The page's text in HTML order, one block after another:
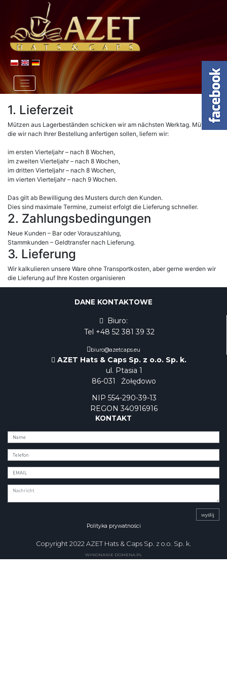
1. Lieferzeit
Mützen aus Lagerbeständen schicken wir am nächsten Werktag. Mützen,
die wir nach Ihrer Bestellung anfertigen sollen, liefern wir:
im ersten Vierteljahr – nach 8 Wochen,
im zweiten Vierteljahr – nach 8 Wochen,
im dritten Vierteljahr – nach 8 Wochen,
im vierten Vierteljahr – nach 9 Wochen.
Das gilt ab Bewilligung des Musters durch den Kunden.
Dies sind maximale Termine, zumeist erfolgt die Lieferung schneller.
2. Zahlungsbedingungen
Neue Kunden – Bar oder Vorauszahlung,
Stammkunden – Geldtransfer nach Lieferung.
3. Lieferung
Wir kalkulieren unsere Ware ohne Transportkosten, aber gerne werden wir
die Lieferung auf Ihre Kosten organisieren
DANE KONTAKTOWE
Biuro:
Tel +48 52 381 39 32
biuro@azetcaps.eu
AZET Hats & Caps Sp. z o.o. Sp. k.
ul. Ptasia 1
86-031
Żołędowo
NIP 554-290-39-13
REGON 340916916
KONTAKT
wyślij
Polityka prywatności
Copyright 2022 AZET Hats & Caps Sp. z o.o. Sp. k.
WYKONANIE DOMENA.PL